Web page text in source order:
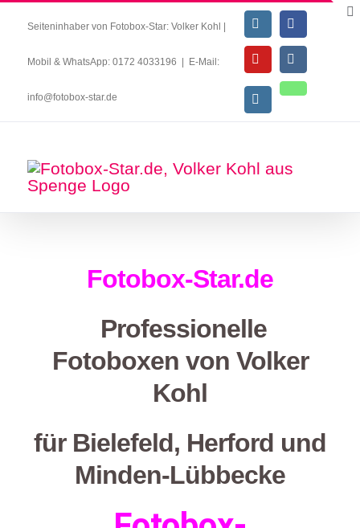
Seiteninhaber von Fotobox-Star: Volker Kohl |
Mobil & WhatsApp: 0172 4033196 E-Mail:
info@fotobox-star.de
Fotobox-Star.de
Professionelle
Fotoboxen von Volker
Kohl
für Bielefeld, Herford und
Minden-Lübbecke